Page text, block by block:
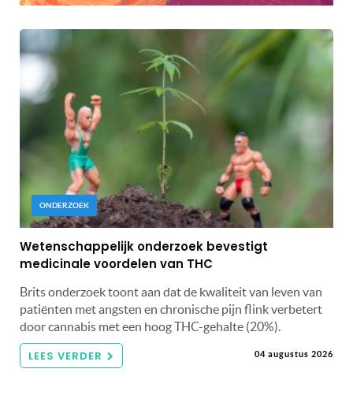
ONDERZOEK
Wetenschappelijk onderzoek bevestigt
medicinale voordelen van THC
Brits onderzoek toont aan dat de kwaliteit van leven van
patiënten met angsten en chronische pijn flink verbetert
door cannabis met een hoog THC-gehalte (20%).
LEES VERDER 04 augustus 2026